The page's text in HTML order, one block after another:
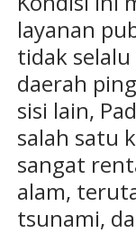
layanan
tidak
daerah
sisi lain,
salah satu
sangat
alam,
tsunami,